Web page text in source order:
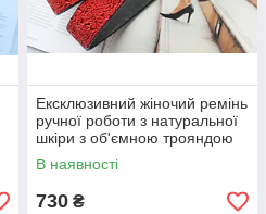
Ексклюзивний жіночий ремінь
ручної роботи з натуральної
шкіри з об'ємною трояндою
(червоний)
В наявності
730 ₴